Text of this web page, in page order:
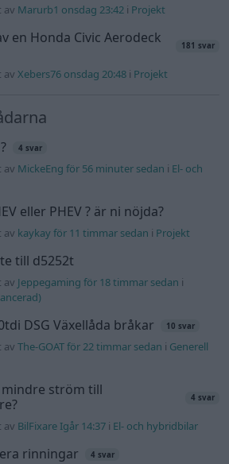
av Marurb1 onsdag 23:42 i Projekt
en Honda Civic Aerodeck
181 svar
avXebers76 onsdag 20:48 i Projekt
4 svar
av MickeEng för 56 minuter sedan i El- och
eller PHEV ? är ni nöjda?
av kaykay för 11 timmar sedan i Projekt
till d5252t
av Jeppegaming för 18 timmar sedan i
DSG Växellåda bråkar 10 svar
avThe-GOAT för 22 timmar sedan i Generell
ström till
4 svar
av BilFixare Igår 14:37 i El- och hybridbilar
rinningar 4 svar